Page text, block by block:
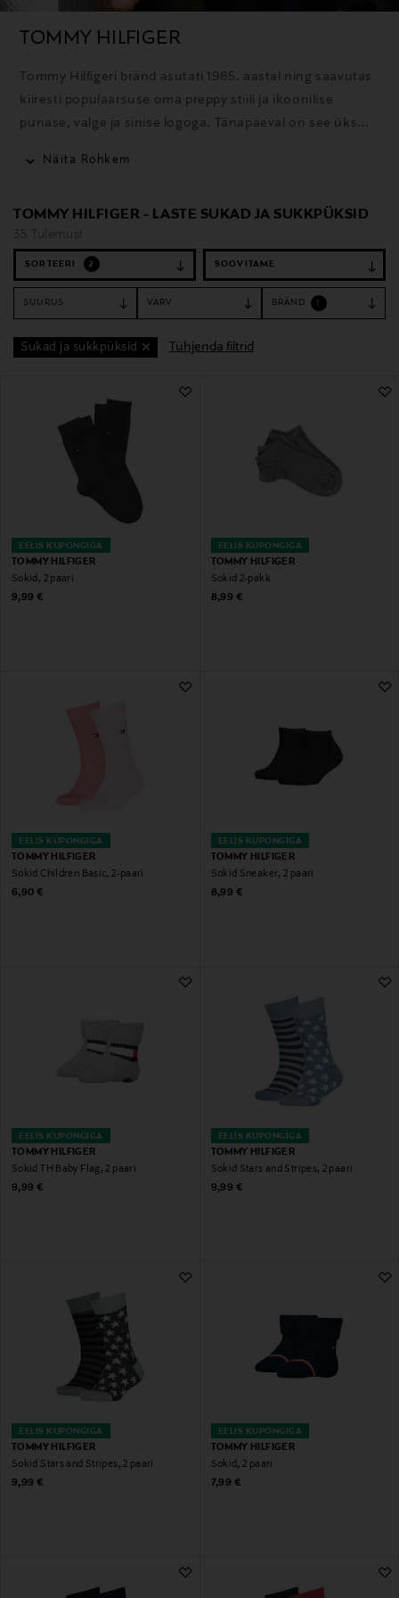
TOMMY HILFIGER
Tommy Hilfigeri bränd asutati 1985. aastal ning saavutas
kiiresti populaarsuse oma preppy stiili ja ikoonilise
punase, valge ja sinise logoga. Tänapäeval on see üks
Näita Rohkem
TOMMY HILFIGER - LASTE SUKAD JA SUKKPÜKSID
35 Tulemust
SORTEERI 2
SUURUS VÄRV BRÄND
Sukad ja sukkpüksid Tühjenda filtrid
EELIS KUPONGIGA
TOMMY HILFIGER
Sokid, 2 paari
Original Price
9,99 €
EELIS KUPONGIGA
TOMMY HILFIGER
Sokid 2-pakk
Original Price
8,99 €
EELIS KUPONGIGA
TOMMY HILFIGER
Sokid Children Basic, 2-paari
Original Price
6,90 €
EELIS KUPONGIGA
TOMMY HILFIGER
Sokid Sneaker, 2 paari
Original Price
8,99 €
EELIS KUPONGIGA
TOMMY HILFIGER
Sokid TH Baby Flag, 2 paari
Original Price
9,99 €
EELIS KUPONGIGA
TOMMY HILFIGER
Sokid Stars and Stripes, 2 paari
Original Price
9,99 €
EELIS KUPONGIGA
TOMMY HILFIGER
Sokid Stars and Stripes, 2 paari
Original Price
9,99 €
EELIS KUPONGIGA
TOMMY HILFIGER
Sokid, 2 paari
Original Price
7,99 €